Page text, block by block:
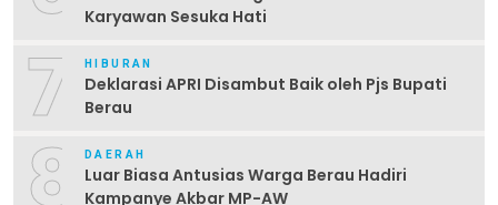
Karyawan Sesuka Hati
7 HIBURAN
Deklarasi APRI Disambut Baik oleh Pjs Bupati
Berau
8 DAERAH
Luar Biasa Antusias Warga Berau Hadiri
Kampanye Akbar MP-AW